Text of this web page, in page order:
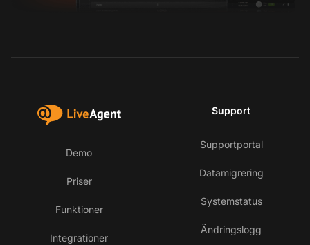
Demo
Priser
Funktioner
Integrationer
Support
Supportportal
Datamigrering
Systemstatus
Ändringslogg